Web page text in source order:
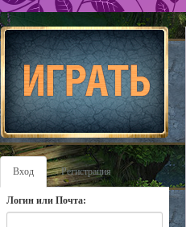
Вход Регистрация
Логин или Почта: